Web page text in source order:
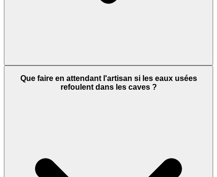
Que faire en attendant l'artisan si les eaux usées
refoulent dans les caves ?